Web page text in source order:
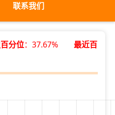
联系我们
分位：37.67% 最近百